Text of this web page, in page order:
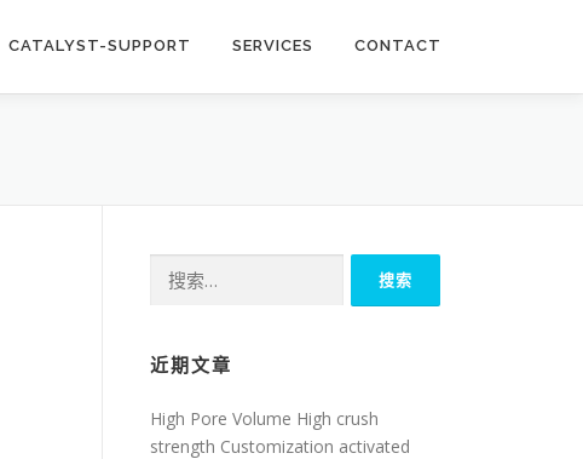
CATALYST-SUPPORT SERVICES CONTACT
索：
近期文章
High Pore Volume High crush
strength Customization activated